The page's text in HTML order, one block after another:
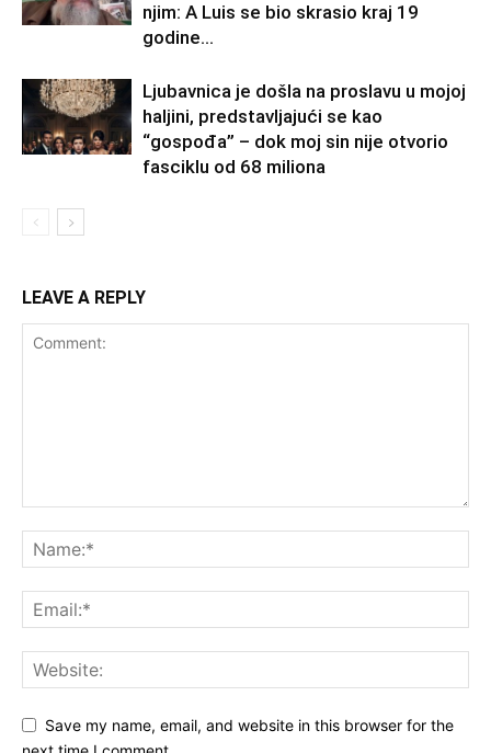
njim: A Luis se bio skrasio kraj 19
godine...
Ljubavnica je došla na proslavu u mojoj
haljini, predstavljajući se kao
“gospođa” – dok moj sin nije otvorio
fasciklu od 68 miliona
LEAVE A REPLY
Save my name, email, and website in this browser for the